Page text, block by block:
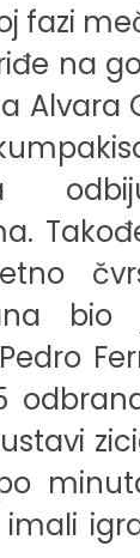
fazi
na
Alvara
bio